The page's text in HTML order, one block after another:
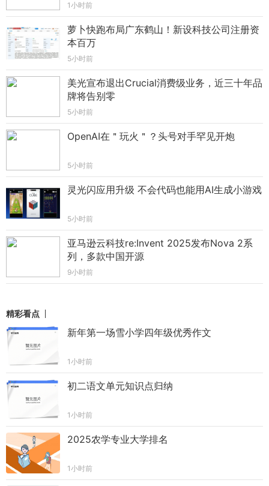
1小时前
萝卜快跑布局广东鹤山！新设科技公司注册资
本百万
5小时前
美光宣布退出Crucial消费级业务，近三十年品
牌将告别零
5小时前
OpenAI在＂玩火＂？头号对手罕见开炮
5小时前
灵光闪应用升级 不会代码也能用AI生成小游戏
5小时前
亚马逊云科技re:Invent 2025发布Nova 2系
列，多款中国开源
9小时前
精彩看点
新年第一场雪小学四年级优秀作文
1小时前
初二语文单元知识点归纳
1小时前
2025农学专业大学排名
1小时前